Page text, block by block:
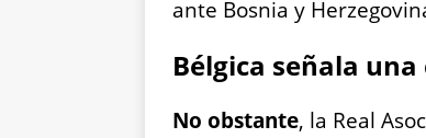
ante Bosnia y
Bélgica señala
No obstante, la Real